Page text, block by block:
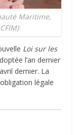
Maritime,
Loi sur les
l’an dernier
avril dernier. La
légale